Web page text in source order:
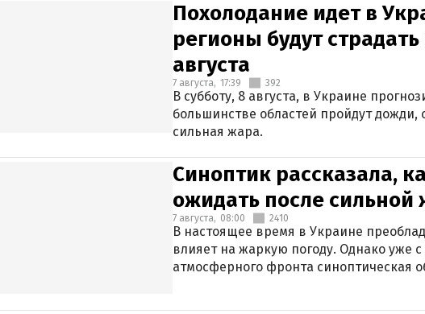
Похолодание идет в
регионы будут
августа
7 августа, 17:39 392
В субботу, 8 августа, в Украине
большинстве областей пройдут дожди,
сильная жара.
Синоптик рассказала,
ожидать после
7 августа, 08:00 2410
В настоящее время в Украине
влияет на жаркую погоду. Однако уже
атмосферного фронта синоптическая